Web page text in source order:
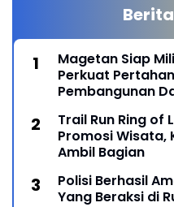
Magetan Siap
Perkuat
Pembangunan
Trail Run Ring of
Promosi Wisata,
Ambil Bagian
Polisi Berhasil
Yang Beraksi di